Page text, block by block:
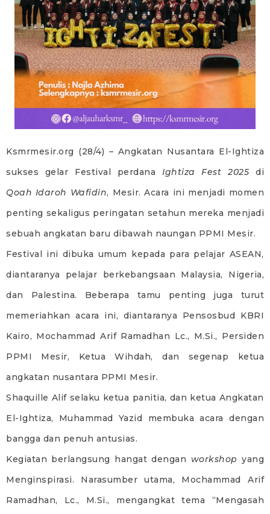
Ksmrmesir.org (28/4) – Angkatan Nusantara El-Ightiza
sukses gelar Festival perdanaIghtiza Fest 2025 di
Qoah Idaroh Wafidin, Mesir. Acara ini menjadi momen
penting sekaligus peringatan setahun mereka menjadi
sebuah angkatan baru dibawah naungan PPMI Mesir.
Festival ini dibuka umum kepada para pelajar ASEAN,
diantaranya pelajar berkebangsaan Malaysia, Nigeria,
dan Palestina. Beberapa tamu penting juga turut
memeriahkan acara ini, diantaranya Pensosbud KBRI
Kairo, Mochammad Arif Ramadhan Lc., M.Si., Persiden
PPMI Mesir, Ketua Wihdah, dan segenap ketua
angkatan nusantara PPMI Mesir.
Shaquille Alif selaku ketua panitia, dan ketua Angkatan
El-Ightiza, Muhammad Yazid membuka acara dengan
bangga dan penuh antusias.
Kegiatan berlangsung hangat dengan workshop yang
Menginspirasi. Narasumber utama, Mochammad Arif
Ramadhan, Lc., M.Si., mengangkat tema “Mengasah